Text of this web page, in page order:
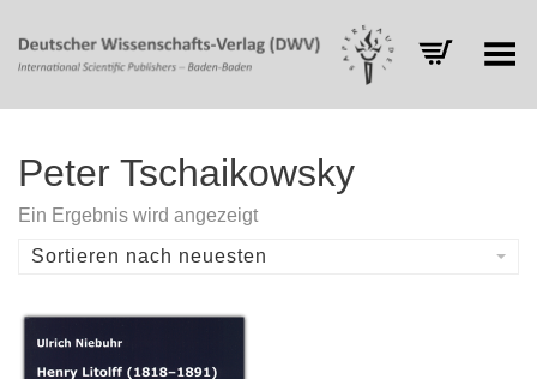
Toggle Menu
Peter Tschaikowsky
Ein Ergebnis wird angezeigt
Sortieren nach neuesten